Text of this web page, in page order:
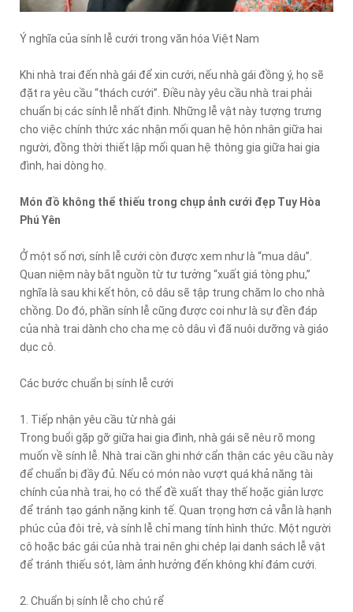
Ý nghĩa của sính lễ cưới trong văn hóa Việt Nam
Khi nhà trai đến nhà gái để xin cưới, nếu nhà gái đồng ý, họ sẽ
đặt ra yêu cầu “thách cưới”. Điều này yêu cầu nhà trai phải
chuẩn bị các sính lễ nhất định. Những lễ vật này tượng trưng
cho việc chính thức xác nhận mối quan hệ hôn nhân giữa hai
người, đồng thời thiết lập mối quan hệ thông gia giữa hai gia
đình, hai dòng họ.
Món đồ không thể thiếu trong chụp ảnh cưới đẹp Tuy Hòa
Phú Yên
Ở một số nơi, sính lễ cưới còn được xem như là “mua dâu”.
Quan niệm này bắt nguồn từ tư tưởng “xuất giá tòng phu,”
nghĩa là sau khi kết hôn, cô dâu sẽ tập trung chăm lo cho nhà
chồng. Do đó, phần sính lễ cũng được coi như là sự đền đáp
của nhà trai dành cho cha mẹ cô dâu vì đã nuôi dưỡng và giáo
dục cô.
Các bước chuẩn bị sính lễ cưới
1. Tiếp nhận yêu cầu từ nhà gái
Trong buổi gặp gỡ giữa hai gia đình, nhà gái sẽ nêu rõ mong
muốn về sính lễ. Nhà trai cần ghi nhớ cẩn thận các yêu cầu này
để chuẩn bị đầy đủ. Nếu có món nào vượt quá khả năng tài
chính của nhà trai, họ có thể đề xuất thay thế hoặc giản lược
để tránh tạo gánh nặng kinh tế. Quan trọng hơn cả vẫn là hạnh
phúc của đôi trẻ, và sính lễ chỉ mang tính hình thức. Một người
cô hoặc bác gái của nhà trai nên ghi chép lại danh sách lễ vật
để tránh thiếu sót, làm ảnh hưởng đến không khí đám cưới.
2. Chuẩn bị sính lễ cho chú rể